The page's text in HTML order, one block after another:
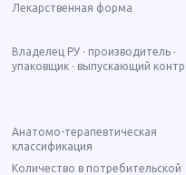
Лекарственная форма
Владелец РУ · производитель ·
упаковщик · выпускающий
Анатомо-терапевтическая
классификация
Количество в потребительской